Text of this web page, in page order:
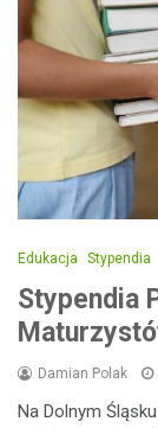
Edukacja Stypendia
Stypendia
Damian Polak
Na Dolnym